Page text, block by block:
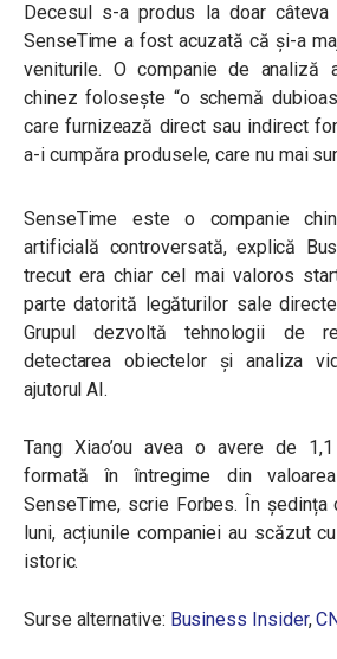
Decesul s-a produs la doar
SenseTime a fost acuzată că și-a
veniturile. O companie de analiză
chinez folosește “o schemă
care furnizează direct sau indirect
a-i cumpăra produsele, care nu mai
SenseTime este o companie
artificială controversată, explică
trecut era chiar cel mai valoros
parte datorită legăturilor sale
Grupul dezvoltă tehnologii de
detectarea obiectelor și analiza
ajutorul AI.
Tang Xiao’ou avea o avere de
formată în întregime din
SenseTime, scrie Forbes. În ședința
luni, acțiunile companiei au scăzut
istoric.
Surse alternative: Business Insider,